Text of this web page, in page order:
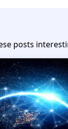
posts